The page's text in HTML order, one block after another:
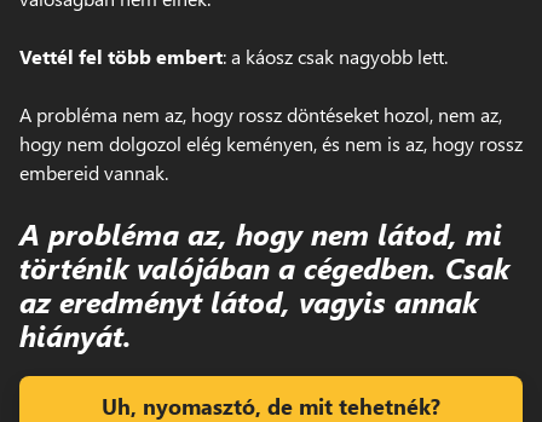
Vettél fel több embert: a káosz csak nagyobb lett.
A probléma nem az, hogy rossz döntéseket hozol, nem az,
hogy nem dolgozol elég keményen, és nem is az, hogy rossz
embereid vannak.
A probléma az, hogy nem látod, mi
történik valójában a cégedben. Csak
az eredményt látod, vagyis annak
hiányát.
Uh, nyomasztó, de mit tehetnék?